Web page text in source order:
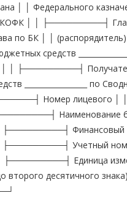
│ │ Федерального
по КОФК │ │ ├─────────┤
по БК │ │ (распорядитель)
средств
│ │ ├─────────┤
_________________ по
Номер лицевого │
Наименование
│ │ ├─────────┤ Финансовый
│ │ ├─────────┤ Учетный
├─────────┤ Единица
второго десятичного